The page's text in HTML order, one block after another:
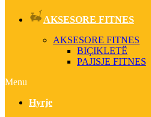
AKSESORE FITNES
AKSESORE FITNES
BIÇIKLETË
PAJISJE FITNES
Menu
Hyrje